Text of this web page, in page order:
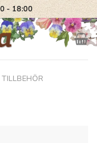
- 18:00